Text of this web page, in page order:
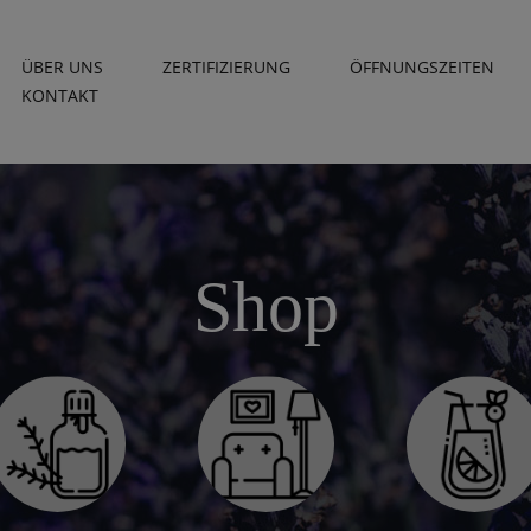
ÜBER UNS ZERTIFIZIERUNG
ÖFFNUNGSZEITEN
KONTAKT
Shop